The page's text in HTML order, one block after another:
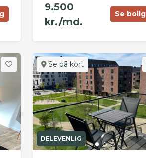
9.500
kr./md.
Se bolig
Se på kort
DELEVENLIG